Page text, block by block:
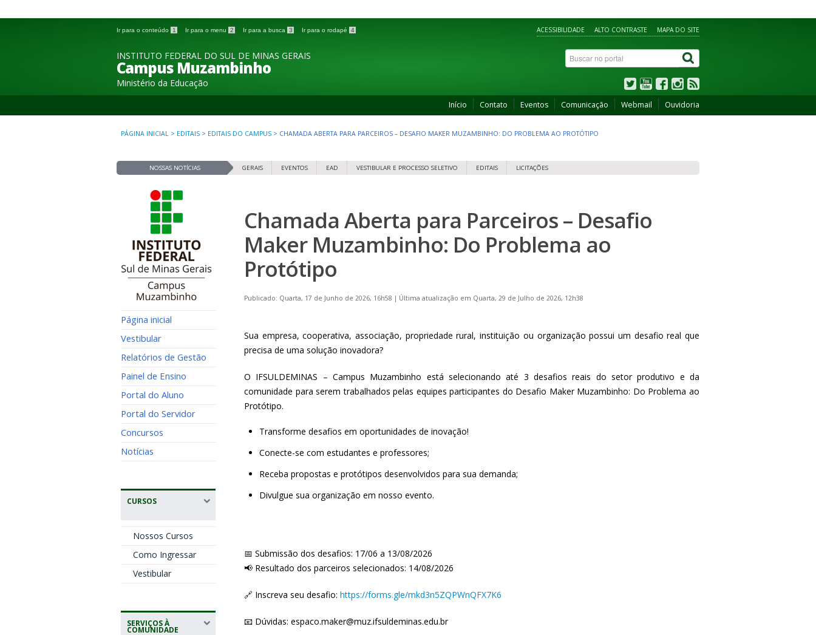
Ir para o conteúdo 1 Ir para o menu 2 Ir para a busca 3 Ir para o rodapé 4 ACESSIBILIDADE ALTO CONTRASTE MAPA DO SITE
INSTITUTO FEDERAL DO SUL DE MINAS GERAIS
Campus Muzambinho
Ministério da Educação
Início Contato Eventos Comunicação Webmail Ouvidoria
PÁGINA INICIAL > EDITAIS > EDITAIS DO CAMPUS > CHAMADA ABERTA PARA PARCEIROS – DESAFIO MAKER MUZAMBINHO: DO PROBLEMA AO PROTÓTIPO
NOSSAS NOTÍCIAS GERAIS EVENTOS EAD VESTIBULAR E PROCESSO SELETIVO EDITAIS LICITAÇÕES
Página inicial
Vestibular
Relatórios de Gestão
Painel de Ensino
Portal do Aluno
Portal do Servidor
Concursos
Notícias
CURSOS
Nossos Cursos
Como Ingressar
Vestibular
SERVIÇOS À
COMUNIDADE
Chamada Aberta para Parceiros – Desafio
Maker Muzambinho: Do Problema ao
Protótipo
Publicado: Quarta, 17 de Junho de 2026, 16h58 | Última atualização em Quarta, 29 de Julho de 2026, 12h38
Sua empresa, cooperativa, associação, propriedade rural, instituição ou organização possui um desafio real que
precisa de uma solução inovadora?
O IFSULDEMINAS – Campus Muzambinho está selecionando até 3 desafios reais do setor produtivo e da
comunidade para serem trabalhados pelas equipes participantes do Desafio Maker Muzambinho: Do Problema ao
Protótipo.
Transforme desafios em oportunidades de inovação!
Conecte-se com estudantes e professores;
Receba propostas e protótipos desenvolvidos para sua demanda;
Divulgue sua organização em nosso evento.
📅 Submissão dos desafios: 17/06 a 13/08/2026
📢 Resultado dos parceiros selecionados: 14/08/2026
🔗 Inscreva seu desafio: https://forms.gle/mkd3n5ZQPWnQFX7K6
📧 Dúvidas: espaco.maker@muz.ifsuldeminas.edu.br